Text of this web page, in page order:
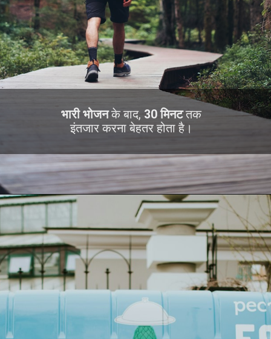
भारी भोजनके बाद, 30 मिनटतक
इंतजार करना बेहतर होता है।